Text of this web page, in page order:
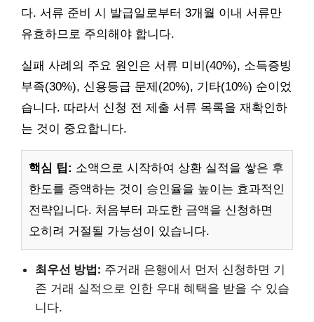
다. 서류 준비 시 발급일로부터 3개월 이내 서류만
유효하므로 주의해야 합니다.
실패 사례의 주요 원인은 서류 미비(40%), 소득증빙
부족(30%), 신용등급 문제(20%), 기타(10%) 순이었
습니다. 따라서 신청 전 제출 서류 목록을 재확인하
는 것이 중요합니다.
핵심 팁: 소액으로 시작하여 상환 실적을 쌓은 후
한도를 증액하는 것이 승인율을 높이는 효과적인
전략입니다. 처음부터 과도한 금액을 신청하면
오히려 거절될 가능성이 있습니다.
최우선 방법: 주거래 은행에서 먼저 신청하면 기
존 거래 실적으로 인한 우대 혜택을 받을 수 있습
니다.